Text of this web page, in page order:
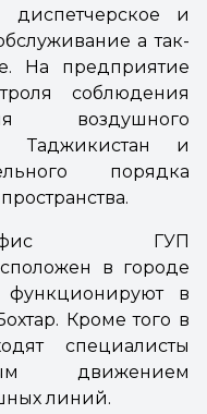
диспетчерское и
а так-
На предприятие
соблюдения
воздушного
Таджикистан и
порядка
офис ГУП
в городе
в
Кроме того в
специалисты
движением
линий.